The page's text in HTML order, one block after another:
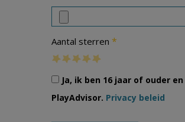
Aantal sterren *
Ja, ik ben 16 jaar of ouder
PlayAdvisor. Privacy beleid